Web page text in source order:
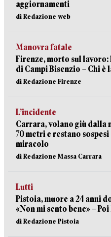
aggiornamenti
di Redazione web
Manovra fatale
Firenze, morto sul lavoro:
di Campi Bisenzio – Chi è
di Redazione Firenze
L’incidente
Carrara, volano giù dalla
70 metri e restano
miracolo
di Redazione Massa Carrara
Lutti
Pistoia, muore a 24 anni
«Non mi sento bene» –
di Redazione Pistoia